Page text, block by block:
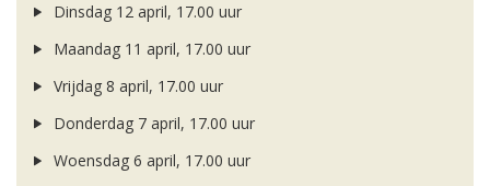
Dinsdag 12 april, 17.00 uur
Maandag 11 april, 17.00 uur
Vrijdag 8 april, 17.00 uur
Donderdag 7 april, 17.00 uur
Woensdag 6 april, 17.00 uur